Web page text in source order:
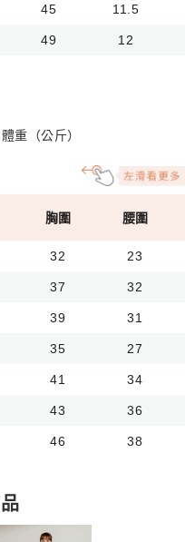
45 11.5
49 12
重（公斤）
胸圍 腰圍
32 23
37 32
39 31
35 27
41 34
43 36
46 38